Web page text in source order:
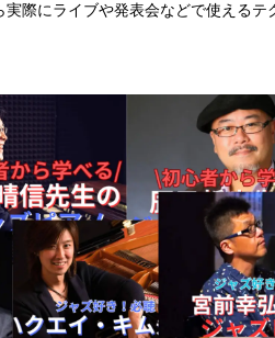
際にライブや発表会などで使えるテ